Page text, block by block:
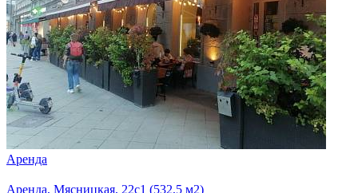
Аренда
Аренда, Мясницкая, 22с1 (532,5 м2)